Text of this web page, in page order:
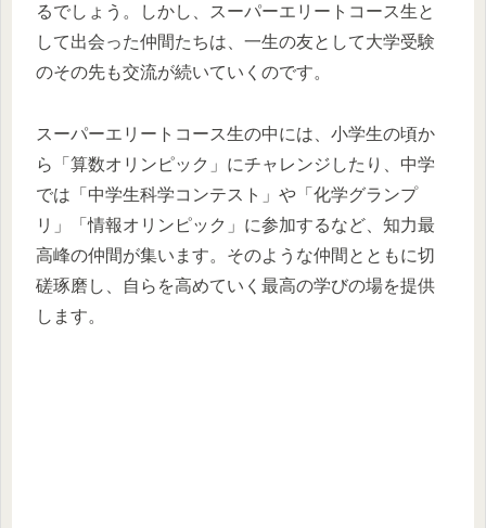
るでしょう。しかし、スーパーエリートコース生と
して出会った仲間たちは、一生の友として大学受験
のその先も交流が続いていくのです。
スーパーエリートコース生の中には、小学生の頃か
ら「算数オリンピック」にチャレンジしたり、中学
では「中学生科学コンテスト」や「化学グランプ
リ」「情報オリンピック」に参加するなど、知力最
高峰の仲間が集います。そのような仲間とともに切
磋琢磨し、自らを高めていく最高の学びの場を提供
します。